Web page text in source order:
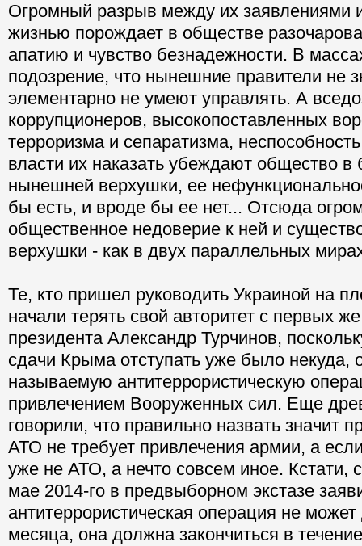
Огромный разрыв между их заявлениями
жизнью порождает в обществе
апатию и чувство безнадежности. В
подозрение, что нынешние правители не
элементарно не умеют управлять. А
коррупционеров, высокопоставленных
терроризма и сепаратизма,
власти их наказать убеждают общество в
нынешней верхушки, ее
бы есть, и вроде бы ее нет... Отсюда
общественное недоверие к ней и
верхушки - как в двух параллельных
Те, кто пришел руководить Украиной на
начали терять свой авторитет с первых
президента Александр Турчинов,
сдачи Крыма отступать уже было некуда,
называемую антитеррористическую
привлечением Вооруженных сил. Еще
говорили, что правильно назвать значит
АТО не требует привлечения армии, а
уже не АТО, а нечто совсем иное. Кстати,
мае 2014-го в предвыборном экстазе
антитеррористическая операция не
месяца, она должна закончиться в